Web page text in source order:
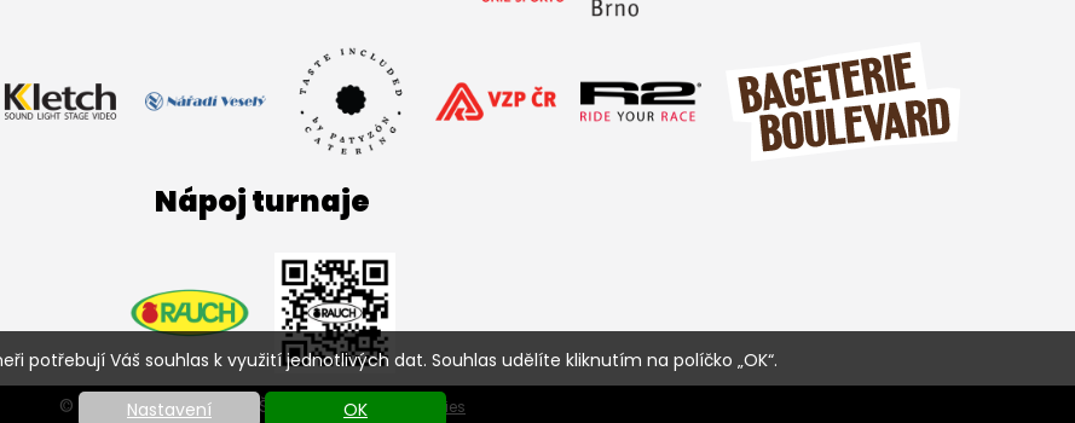
potřebují Váš souhlas k využití jednotlivých dat. Souhlas udělíte kliknutím na políčko „OK“.
Nastavení OK
Nápoj turnaje
© SC HATTRICK BRNO FBŠ 2026 | Nastavení cookies